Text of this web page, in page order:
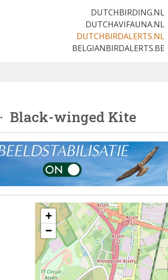
DUTCHBIRDING.NL
DUTCHAVIFAUNA.NL
DUTCHBIRDALERTS.NL
BELGIANBIRDALERTS.BE
· Black-winged Kite
+
−